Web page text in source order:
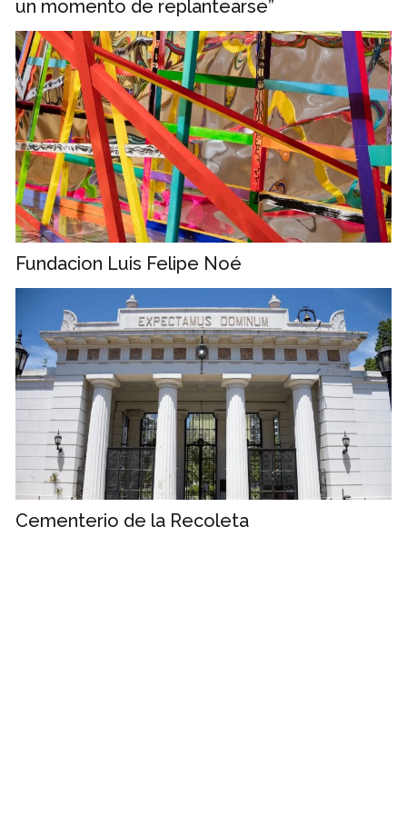
un momento de replantearse”
Fundacion Luis Felipe Noé
Cementerio de la Recoleta